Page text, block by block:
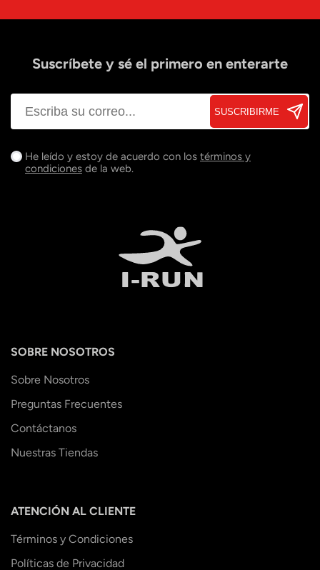
Suscríbete y sé el primero en enterarte
SUSCRIBIRME
He leído y estoy de acuerdo con los términos y
condiciones de la web.
SOBRE NOSOTROS
Sobre Nosotros
Preguntas Frecuentes
Contáctanos
Nuestras Tiendas
ATENCIÓN AL CLIENTE
Términos y Condiciones
Políticas de Privacidad